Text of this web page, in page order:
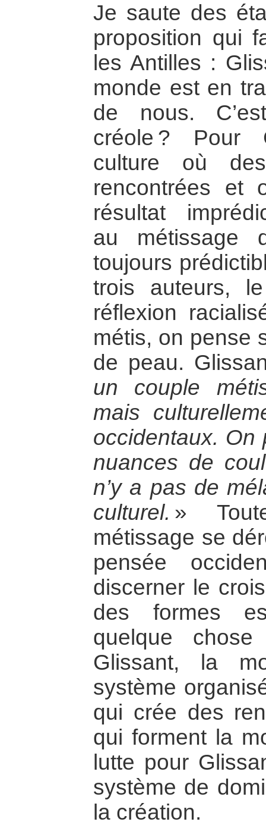
Je saute des
proposition qui
les Antilles :
monde est en
de nous.
créole ? Pour
culture où
rencontrées et
résultat
au métissage
toujours
trois auteurs,
réflexion
métis, on pense
de peau.
un couple
mais
occidentaux. On
nuances de
n’y a pas de
culturel. »
métissage se
pensée
discerner le
des formes
quelque
Glissant, la
système
qui crée des
qui forment la
lutte pour
système de
la création.